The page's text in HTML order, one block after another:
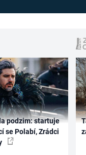
podzim: startuje
se Polabí, Zrádci